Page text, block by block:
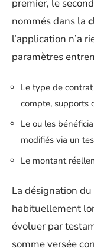
premier, le
nommés dans la
l’application n’a
paramètres
Le type de
compte, supports
Le ou les
modifiés via un
Le montant
La désignation du
habituellement
évoluer par
somme versée